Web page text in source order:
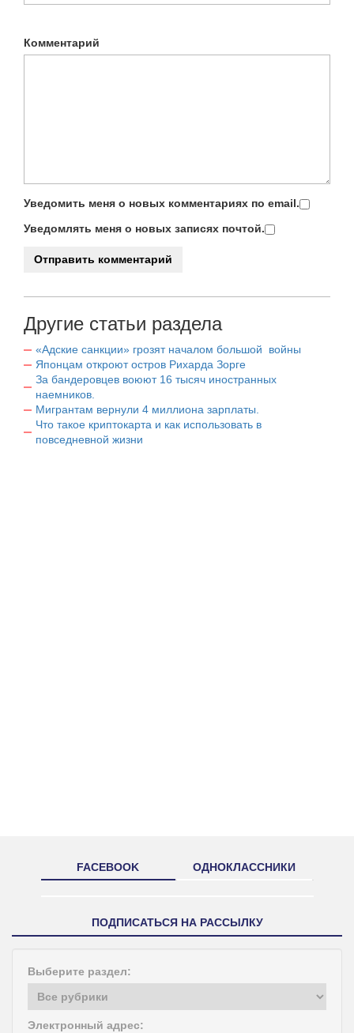
Комментарий
Уведомить меня о новых комментариях по email.
Уведомлять меня о новых записях почтой.
Другие статьи раздела
«Адские санкции» грозят началом большой войны
Японцам откроют остров Рихарда Зорге
За бандеровцев воюют 16 тысяч иностранных
наемников.
Мигрантам вернули 4 миллиона зарплаты.
Что такое криптокарта и как использовать в
повседневной жизни
FACEBOOK ОДНОКЛАССНИКИ
ПОДПИСАТЬСЯ НА РАССЫЛКУ
Выберите раздел:
Электронный адрес: